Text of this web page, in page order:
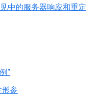
中的服务器响应和重定
”
参